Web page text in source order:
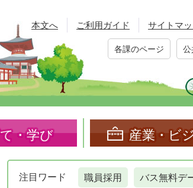
本文へ ご利用ガイド サイトマ
各課のページ
・学び 産業・ビ
注目 ワード 職員採用 バス無料デ